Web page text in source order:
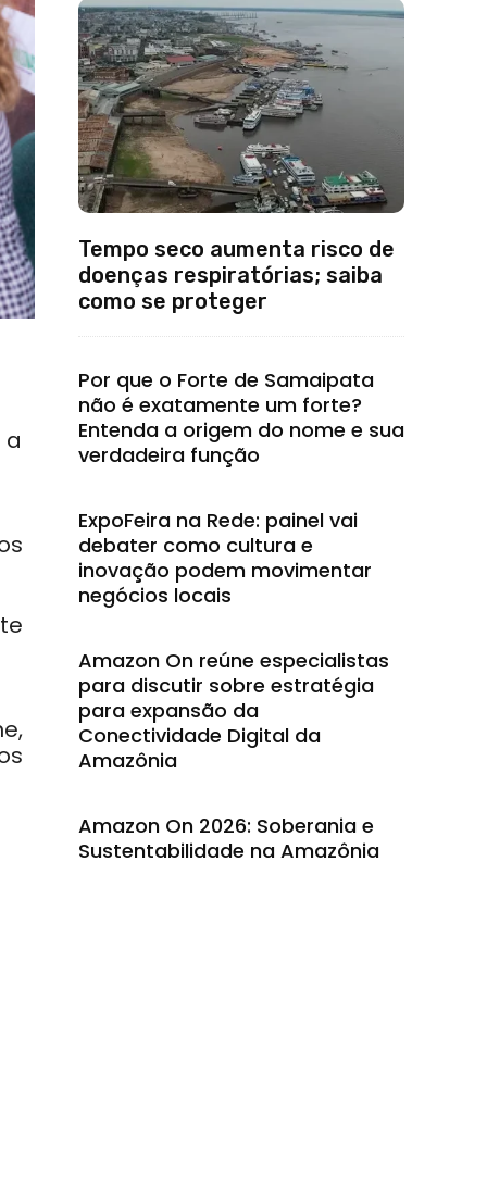
a
Tempo seco aumenta risco de
doenças respiratórias; saiba
como se proteger
Por que o Forte de Samaipata
não é exatamente um forte?
Entenda a origem do nome e sua
verdadeira função
ExpoFeira na Rede: painel vai
debater como cultura e
inovação podem movimentar
negócios locais
Amazon On reúne especialistas
para discutir sobre estratégia
para expansão da
Conectividade Digital da
Amazônia
Amazon On 2026: Soberania e
Sustentabilidade na Amazônia